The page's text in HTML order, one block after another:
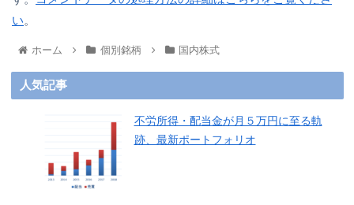
い。
ホーム 個別銘柄 国内株式
人気記事
不労所得・配当金が月５万円に至る軌
跡、最新ポートフォリオ